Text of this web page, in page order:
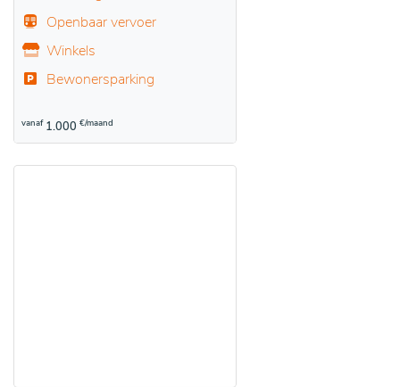
Openbaar vervoer
Winkels
Bewonersparking
vanaf 1.000 €/maand